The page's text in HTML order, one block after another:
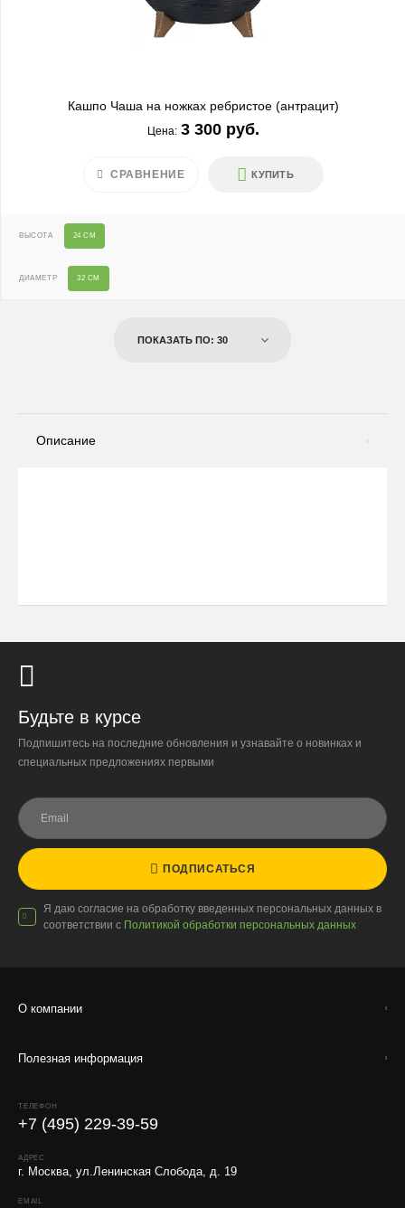
Кашпо Чаша на ножках ребристое (антрацит)
Цена: 3 300 руб.
КУПИТЬ
СРАВНЕНИЕ
ВЫСОТА 24 СМ
ДИАМЕТР 32 СМ
ПОКАЗАТЬ ПО: 30
Описание
Будьте в курсе
Подпишитесь на последние обновления и узнавайте о новинках и
специальных предложениях первыми
ПОДПИСАТЬСЯ
Я даю согласие на обработку введенных персональных данных в
соответствии с Политикой обработки персональных данных
О компании
Полезная информация
ТЕЛЕФОН
+7 (495) 229-39-59
АДРЕС
г. Москва, ул.Ленинская Слобода, д. 19
EMAIL